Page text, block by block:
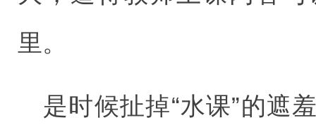
里。
是时候扯掉“水课”的遮